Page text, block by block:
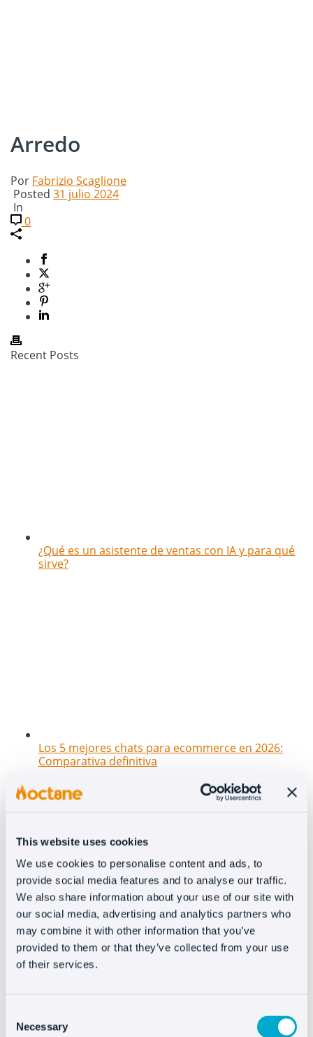
This website uses cookies
We use cookies to personalise content and ads, to
provide social media features and to analyse our traffic.
We also share information about your use of our site with
our social media, advertising and analytics partners who
may combine it with other information that you’ve
provided to them or that they’ve collected from your use
of their services.
Selection
Necessary
Arredo
Por Fabrizio Scaglione
Posted 31 julio 2024
In
0
Recent Posts
¿Qué es un asistente de ventas con IA y para qué
sirve?
Los 5 mejores chats para ecommerce en 2026:
Comparativa definitiva
Nuevas features en Oct8ne: Cómo transformar tu
sitio web en un canal 100% conversacional e
interactivo